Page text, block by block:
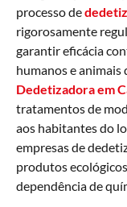
processo de
rigorosamente
garantir eficácia
humanos e animais
Dedetizadora em
tratamentos de
aos habitantes do
empresas de
produtos
dependência de